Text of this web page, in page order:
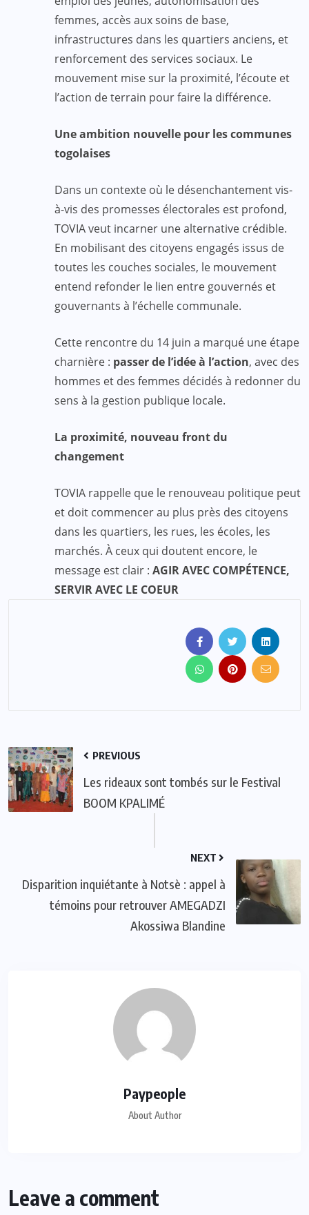
femmes, accès aux soins de base,
infrastructures dans les quartiers anciens, et
renforcement des services sociaux. Le
mouvement mise sur la proximité, l’écoute et
l’action de terrain pour faire la différence.
Une ambition nouvelle pour les communes
togolaises
Dans un contexte où le désenchantement vis-
à-vis des promesses électorales est profond,
TOVIA veut incarner une alternative crédible.
En mobilisant des citoyens engagés issus de
toutes les couches sociales, le mouvement
entend refonder le lien entre gouvernés et
gouvernants à l’échelle communale.
Cette rencontre du 14 juin a marqué une étape
charnière : passer de l’idée à l’action, avec des
hommes et des femmes décidés à redonner du
sens à la gestion publique locale.
La proximité, nouveau front du
changement
TOVIA rappelle que le renouveau politique peut
et doit commencer au plus près des citoyens
dans les quartiers, les rues, les écoles, les
marchés. À ceux qui doutent encore, le
message est clair : AGIR AVEC COMPÉTENCE,
SERVIR AVEC LE COEUR
PREVIOUS
Les rideaux sont tombés sur le Festival
BOOM KPALIMÉ
NEXT
Disparition inquiétante à Notsè : appel à
témoins pour retrouver AMEGADZI
Akossiwa Blandine
Paypeople
About Author
Leave a comment